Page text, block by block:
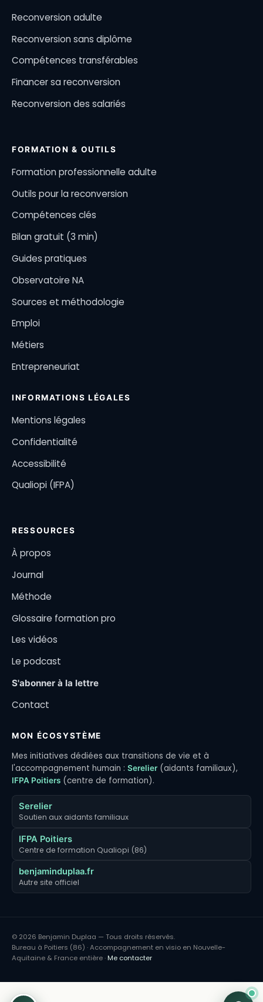
Reconversion adulte
Reconversion sans diplôme
Compétences transférables
Financer sa reconversion
Reconversion des salariés
FORMATION & OUTILS
Formation professionnelle adulte
Outils pour la reconversion
Compétences clés
Bilan gratuit (3 min)
Guides pratiques
Observatoire NA
Sources et méthodologie
Emploi
Métiers
Entrepreneuriat
INFORMATIONS LÉGALES
Mentions légales
Confidentialité
Accessibilité
Qualiopi (IFPA)
RESSOURCES
À propos
Journal
Méthode
Glossaire formation pro
Les vidéos
Le podcast
S'abonner à la lettre
Contact
MON ÉCOSYSTÈME
Mes initiatives dédiées aux transitions de vie et à
l'accompagnement humain : Serelier (aidants familiaux),
IFPA Poitiers (centre de formation).
Serelier
Soutien aux aidants familiaux
IFPA Poitiers
Centre de formation Qualiopi (86)
benjaminduplaa.fr
Autre site officiel
© 2026 Benjamin Duplaa — Tous droits réservés.
Bureau à Poitiers (86) · Accompagnement en visio en Nouvelle-
Aquitaine & France entière ·Me contacter